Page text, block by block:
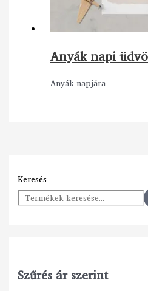
Keresés
Szűrés ár szerint
Anyák napi
Anyák napjára